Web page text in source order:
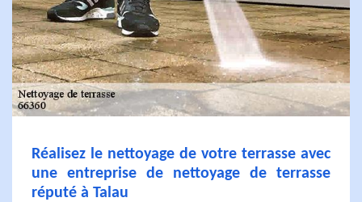
Réalisez le nettoyage de votre terrasse avec
une entreprise de nettoyage de terrasse
réputé à Talau